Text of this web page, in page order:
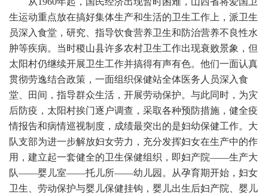
生运动重点放在搞好集体生产和生活的卫生工作上，派卫生
员深入食堂，研究、指导饮食营养卫生和防治营养不良性水
肿等疾病。当时稷山县许多农村卫生工作出现衰败景象，但
太阳村仍继续开展卫生工作并搞得有声有色。他们一面认真
贯彻劳逸结合政策，一面组织保健站全体医务人员深入食
堂、田间，指导群众生活，开展劳动保护。与此同时，为灾
后防疫，太阳村挨门逐户调查，采取各种预防措施，健全疫
情报告和病情巡视制度，成绩最突出的是妇幼保健工作。大
队支部为进一步解放妇女劳力，充分发挥妇女在生产中的作
用，建立起一套健全的卫生保健组织，即妇产院——生产大
队——婴儿室——托儿所——幼儿园。从孕育期开始，妇女
卫生、劳动保护与婴儿保健挂钩，婴儿出生后妇产院、婴儿